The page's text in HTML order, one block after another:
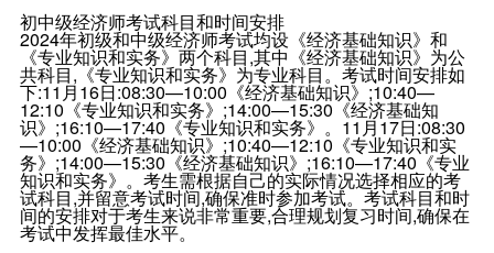
初中级经济师考试科目和时间安排
2024年初级和中级经济师考试均设《经济基础知识》和
《专业知识和实务》两个科目,其中《经济基础知识》为公
共科目,《专业知识和实务》为专业科目。考试时间安排如
下:11月16日:08:30—10:00《经济基础知识》;10:40—
12:10《专业知识和实务》;14:00—15:30《经济基础知
识》;16:10—17:40《专业知识和实务》。11月17日:08:30
—10:00《经济基础知识》;10:40—12:10《专业知识和实
务》;14:00—15:30《经济基础知识》;16:10—17:40《专业
知识和实务》。考生需根据自己的实际情况选择相应的考
试科目,并留意考试时间,确保准时参加考试。考试科目和时
间的安排对于考生来说非常重要,合理规划复习时间,确保在
考试中发挥最佳水平。